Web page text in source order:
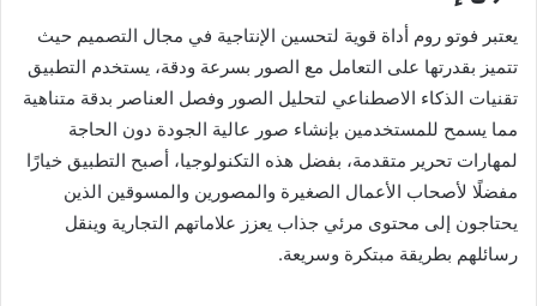
يعتبر فوتو روم أداة قوية لتحسين الإنتاجية في مجال التصميم حيث
تتميز بقدرتها على التعامل مع الصور بسرعة ودقة، يستخدم التطبيق
تقنيات الذكاء الاصطناعي لتحليل الصور وفصل العناصر بدقة متناهية
مما يسمح للمستخدمين بإنشاء صور عالية الجودة دون الحاجة
لمهارات تحرير متقدمة، بفضل هذه التكنولوجيا، أصبح التطبيق خيارًا
مفضلًا لأصحاب الأعمال الصغيرة والمصورين والمسوقين الذين
يحتاجون إلى محتوى مرئي جذاب يعزز علاماتهم التجارية وينقل
رسائلهم بطريقة مبتكرة وسريعة.